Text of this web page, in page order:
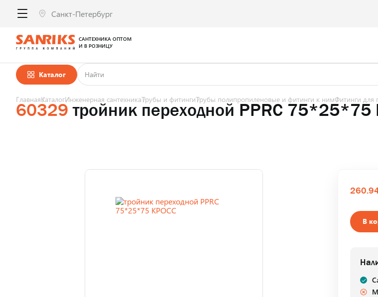
Каталог
САНТЕХНИКА ОПТОМ
И В РОЗНИЦУ
ГлавнаяКаталогИнженерная сантехникаТрубы и фитингиТрубы полипропиленовые и фитинги к нимФитинги для
60329 тройник переходной PPRC
В